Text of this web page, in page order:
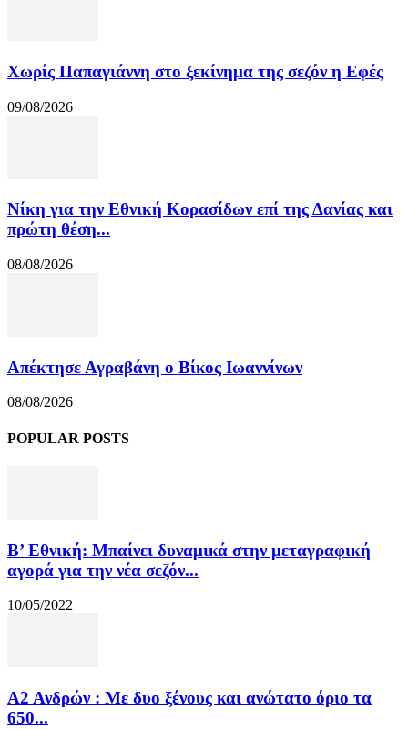
Χωρίς Παπαγιάννη στο ξεκίνημα της σεζόν η Εφές
09/08/2026
Νίκη για την Εθνική Κορασίδων επί της Δανίας και
πρώτη θέση...
08/08/2026
Απέκτησε Αγραβάνη ο Βίκος Ιωαννίνων
08/08/2026
POPULAR POSTS
Β’ Εθνική: Μπαίνει δυναμικά στην μεταγραφική
αγορά για την νέα σεζόν...
10/05/2022
Α2 Ανδρών : Με δυο ξένους και ανώτατο όριο τα
650...